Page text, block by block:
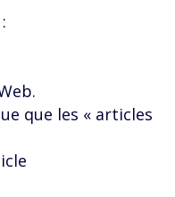
que les « articles